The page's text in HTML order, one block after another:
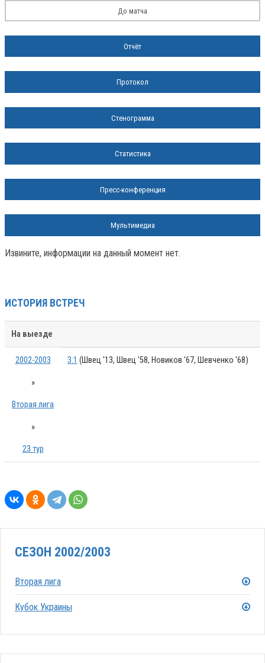
До матча
Отчёт
Протокол
Стенограмма
Статистика
Пресс-конференция
Мультимедиа
Извините, информации на данный момент нет.
ИСТОРИЯ ВСТРЕЧ
На выезде
2002-2003
»
Вторая лига
»
23 тур
3:1 (Швец '13, Швец '58, Новиков '67, Шевченко '68)
СЕЗОН 2002/2003
Вторая лига
Кубок Украины